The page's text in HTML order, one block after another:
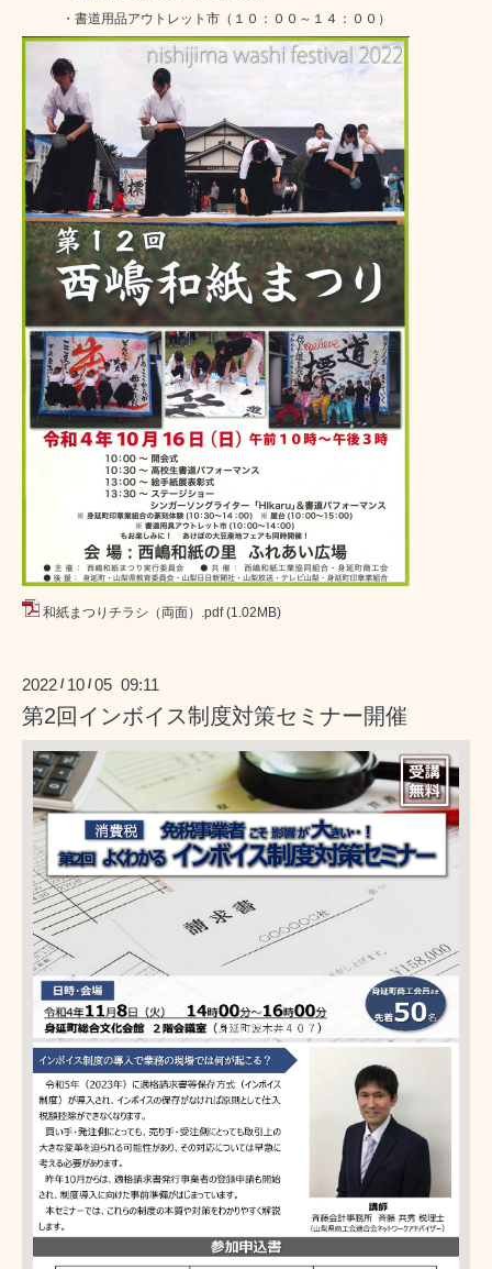
・書道用品アウトレット市（１０：００～１４：００）
和紙まつりチラシ（両面）.pdf (1.02MB)
2022 / 10 /05 09:11
第2回インボイス制度対策セミナー開催